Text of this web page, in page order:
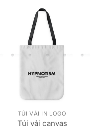
TÚI VẢI IN LOGO
Túi vải canvas